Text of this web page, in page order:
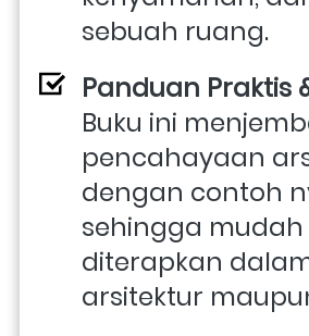
sebuah ruang.
Panduan Praktis
Buku ini
pencahayaan
dengan contoh
sehingga mudah
diterapkan
arsitektur